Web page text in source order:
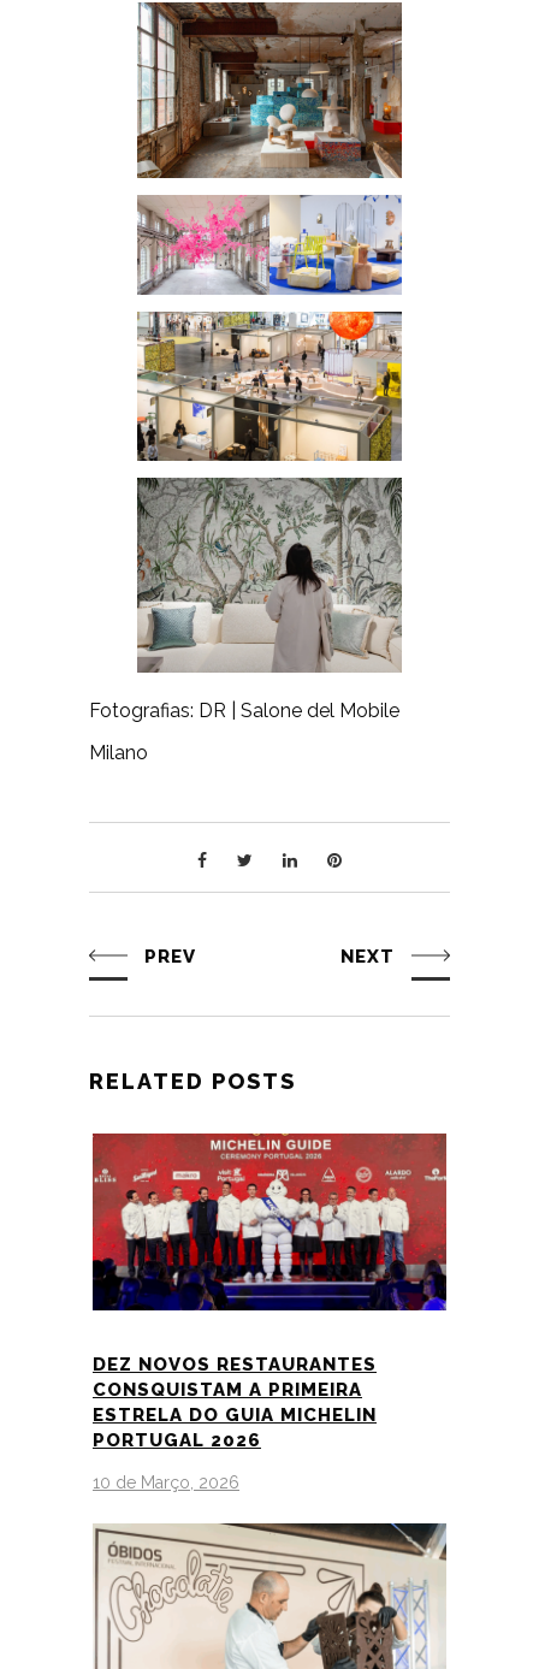
Fotografias: DR | Salone del Mobile
Milano
PREV NEXT
RELATED POSTS
DEZ NOVOS RESTAURANTES
CONSQUISTAM A PRIMEIRA
ESTRELA DO GUIA MICHELIN
PORTUGAL 2026
10 de Março, 2026